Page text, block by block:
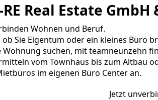
RE Real Estate GmbH
Wohnen und Beruf.
ob Sie Eigentum oder ein kleines Büro
Wohnung suchen, mit teamneunzehn
vom Townhaus bis zum Altbau
im eigenen Büro Center an.
Jetzt